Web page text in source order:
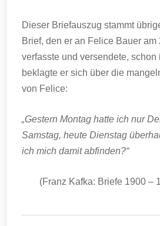
Dieser Briefauszug stammt
Brief, den er an Felice Bauer
verfasste und versendete, schon
beklagte er sich über die
von Felice:
„Gestern Montag hatte ich nur
Samstag, heute Dienstag
ich mich damit abfinden?“
(Franz Kafka: Briefe 1900 –